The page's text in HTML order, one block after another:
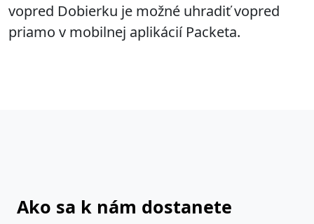
vopred Dobierku je možné uhradiť vopred
priamo v mobilnej aplikácií Packeta.
Ako sa k nám dostanete